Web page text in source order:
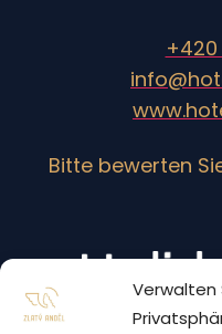
Verwalten
+420
Bitte bewerten